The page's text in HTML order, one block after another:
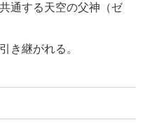
通する天空の父神（ゼ
き継がれる。